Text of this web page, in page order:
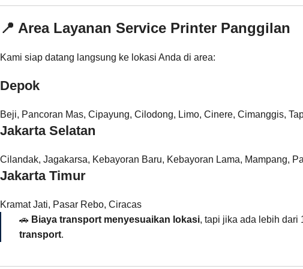
📍 Area Layanan Service Printer Panggilan
Kami siap datang langsung ke lokasi Anda di area:
Depok
Beji, Pancoran Mas, Cipayung, Cilodong, Limo, Cinere, Cimanggis,
Jakarta Selatan
Cilandak, Jagakarsa, Kebayoran Baru, Kebayoran Lama, Mampang,
Jakarta Timur
Kramat Jati, Pasar Rebo, Ciracas
🚗 Biaya transport menyesuaikan lokasi, tapi jika ada lebih dari
transport.